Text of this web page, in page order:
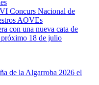
con una nueva cata de
próximo 18 de julio
de la Algarroba 2026 el